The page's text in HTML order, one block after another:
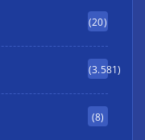
(20)
(3.581)
(8)